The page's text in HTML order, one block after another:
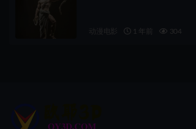
1 年前 304